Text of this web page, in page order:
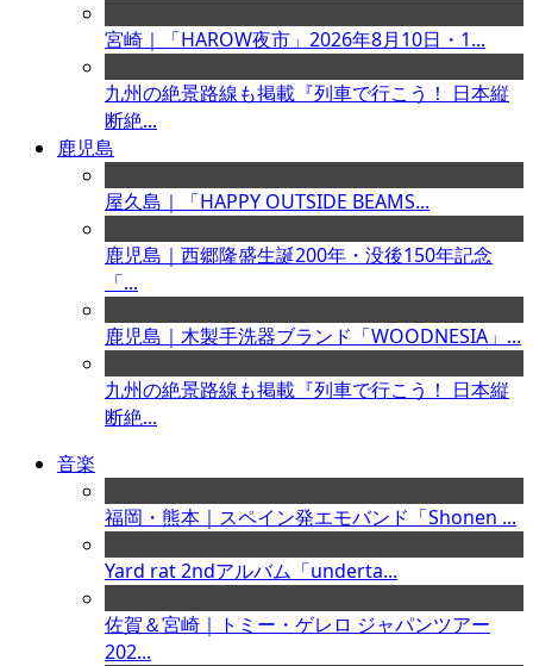
宮崎｜「HAROW夜市」2026年8月10日・1...
九州の絶景路線も掲載『列車で行こう！ 日本縦
断絶...
鹿児島
屋久島｜「HAPPY OUTSIDE BEAMS...
鹿児島｜西郷隆盛生誕200年・没後150年記念
「...
鹿児島｜木製手洗器ブランド「WOODNESIA」...
九州の絶景路線も掲載『列車で行こう！ 日本縦
断絶...
音楽
福岡・熊本｜スペイン発エモバンド「Shonen ...
Yard rat 2ndアルバム「underta...
佐賀＆宮崎｜トミー・ゲレロ ジャパンツアー
202...